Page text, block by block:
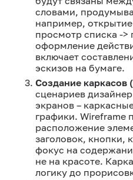
словами,
например,
просмотр списка ->
оформление
включает
эскизов на бумаге.
Создание каркасов
сценариев
экранов –
графики. Wireframe
расположение
заголовок, кнопки,
фокус на
не на красоте.
логику до